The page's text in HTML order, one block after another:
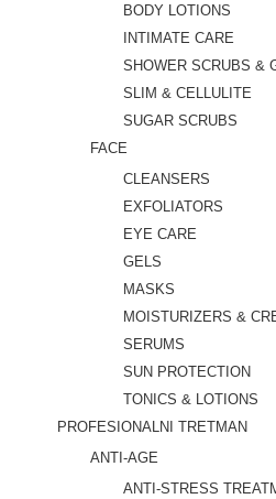
BODY LOTIONS
INTIMATE CARE
SHOWER SCRUBS &
SLIM & CELLULITE
SUGAR SCRUBS
FACE
CLEANSERS
EXFOLIATORS
EYE CARE
GELS
MASKS
MOISTURIZERS &
SERUMS
SUN PROTECTION
TONICS & LOTIONS
PROFESIONALNI TRETMAN
ANTI-AGE
ANTI-STRESS